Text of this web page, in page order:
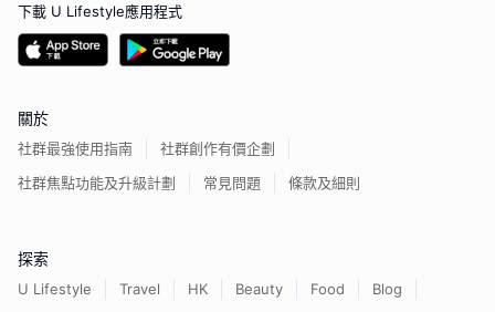
下載 U Lifestyle應用程式
關於
社群最強使用指南
社群創作有價企劃
社群焦點功能及升級計劃
常見問題 條款及細則
探索
U Lifestyle Travel HK Beauty Food
Blog